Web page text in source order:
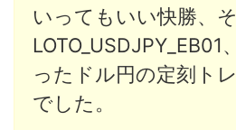
いってもいい快勝、
ったドル円の定刻ト
でした。